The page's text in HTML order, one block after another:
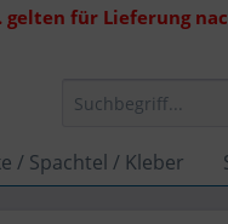
gelten für Lieferung
/ Spachtel / Kleber